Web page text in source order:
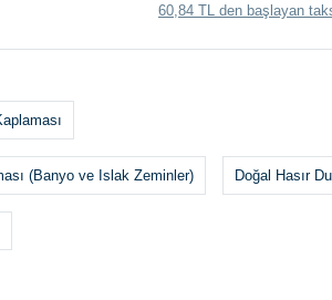
60,84 TL den başlayan
(Banyo ve Islak Zeminler) Doğal Hasır